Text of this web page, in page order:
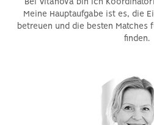
Bei Vitanova bin ich
Meine Hauptaufgabe ist es, die
betreuen und die besten Matches
finden.